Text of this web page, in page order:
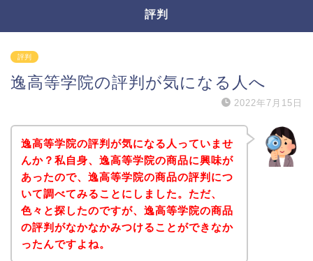
評判
評判
逸高等学院の評判が気になる人へ
2022年7月15日
逸高等学院の評判が気になる人っていませ
んか？私自身、逸高等学院の商品に興味が
あったので、逸高等学院の商品の評判につ
いて調べてみることにしました。ただ、
色々と探したのですが、逸高等学院の商品
の評判がなかなかみつけることができなか
ったんですよね。